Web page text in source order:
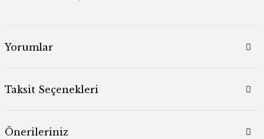
Yorumlar
Taksit Seçenekleri
Önerileriniz